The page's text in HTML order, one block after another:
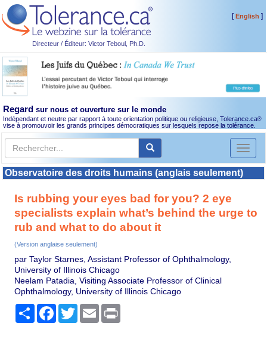
Directeur / Éditeur: Victor Teboul, Ph.D.
[English ]
Regard sur nous et ouverture sur le monde
Indépendant et neutre par rapport à toute orientation politique ou religieuse, Tolerance.ca®
vise à promouvoir les grands principes démocratiques sur lesquels repose la tolérance.
Toggle
Observatoire des droits humains (anglais seulement)
Is rubbing your eyes bad for you? 2 eye
specialists explain what’s behind the urge to
rub and what to do about it
(Version anglaise seulement)
par Taylor Starnes, Assistant Professor of Ophthalmology,
University of Illinois Chicago
Neelam Patadia, Visiting Associate Professor of Clinical
Ophthalmology, University of Illinois Chicago
PartagerFacebook
TwitterEmail